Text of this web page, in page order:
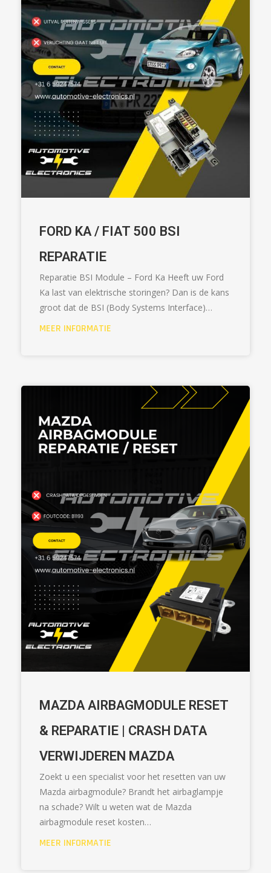
FORD KA / FIAT 500 BSI
REPARATIE
Reparatie BSI Module – Ford Ka Heeft uw Ford
Ka last van elektrische storingen? Dan is de kans
groot dat de BSI (Body Systems Interface)…
MEER INFORMATIE
MAZDA AIRBAGMODULE RESET
& REPARATIE | CRASH DATA
VERWIJDEREN MAZDA
Zoekt u een specialist voor het resetten van uw
Mazda airbagmodule? Brandt het airbaglampje
na schade? Wilt u weten wat de Mazda
airbagmodule reset kosten…
MEER INFORMATIE